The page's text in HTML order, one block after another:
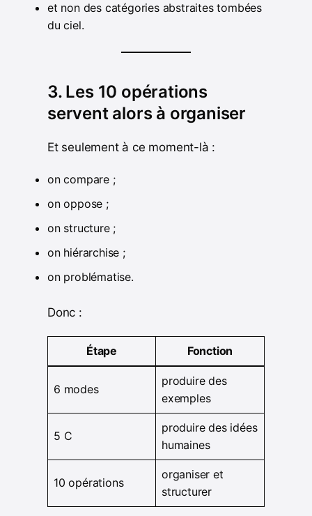
et non des catégories abstraites tombées
du ciel.
3. Les 10 opérations
servent alors à organiser
Et seulement à ce moment-là :
on compare ;
on oppose ;
on structure ;
on hiérarchise ;
on problématise.
Donc :
Étape Fonction
6 modes
produire des
exemples
5 C
produire des idées
humaines
10 opérations
organiser et
structurer